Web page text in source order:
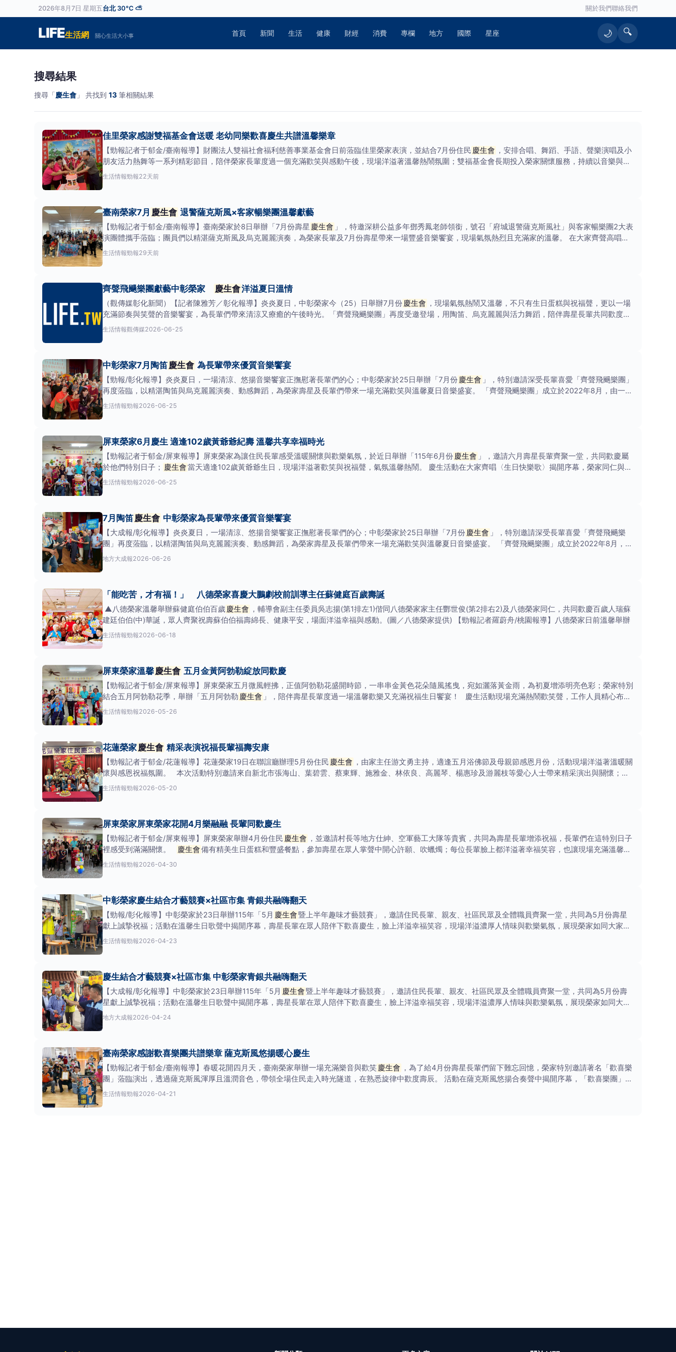
2026年8月7日 星期五台北 30°C ⛅ 關於我們聯絡我們
LIFE生活網 關心生活大小事 首頁 新聞 生活 健康 財經 消費 專欄 地方 國際 星座 🌙 🔍
搜尋結果
搜尋「慶生會 」 共找到 13 筆相關結果
佳里榮家感謝雙福基金會送暖 老幼同樂歡喜慶生共譜溫馨樂章
【勁報記者于郁金/臺南報導】財團法人雙福社會福利慈善事業基金會日前蒞臨佳里榮家表演，並結合7月份住民 慶生會 ，安排合唱、舞蹈、手語、聲樂演唱及小
朋友活力熱舞等一系列精彩節目，陪伴榮家長輩度過一個充滿歡笑與感動午後，現場洋溢著溫馨熱鬧氛圍；雙福基金會長期投入榮家關懷服務，持續以音樂與陪
伴傳遞溫暖，深受住
生活情報勁報22天前
臺南榮家7月 慶生會 退警薩克斯風×客家暢樂團溫馨獻藝
【勁報記者于郁金/臺南報導】臺南榮家於8日舉辦「7月份壽星 慶生會 」，特邀深耕公益多年鄧秀鳳老師領銜，號召「府城退警薩克斯風社」與客家暢樂團2大表
演團體攜手蒞臨；團員們以精湛薩克斯風及烏克麗麗演奏，為榮家長輩及7月份壽星帶來一場豐盛音樂饗宴，現場氣氛熱烈且充滿家的溫馨。 在大家齊聲高唱
《生日快樂歌》嘹
生活情報勁報29天前
齊聲飛颺樂團獻藝中彰榮家 慶生會洋溢夏日溫情
（觀傳媒彰化新聞）【記者陳雅芳／彰化報導】炎炎夏日，中彰榮家今（25）日舉辦7月份慶生會 ，現場氣氛熱鬧又溫馨，不只有生日蛋糕與祝福聲，更以一場
充滿節奏與笑聲的音樂饗宴，為長輩們帶來清涼又療癒的午後時光。「齊聲飛颺樂團」再度受邀登場，用陶笛、烏克麗麗與活力舞蹈，陪伴壽星長輩共同歡度生
日。
生活情報觀傳媒2026-06-25
中彰榮家7月陶笛慶生會 為長輩帶來優質音樂饗宴
【勁報/彰化報導】炎炎夏日，一場清涼、悠揚音樂饗宴正撫慰著長輩們的心；中彰榮家於25日舉辦「7月份慶生會 」，特別邀請深受長輩喜愛「齊聲飛颺樂團」
再度蒞臨，以精湛陶笛與烏克麗麗演奏、動感舞蹈，為榮家壽星及長輩們帶來一場充滿歡笑與溫馨夏日音樂盛宴。 「齊聲飛颺樂團」成立於2022年8月，由一群
熱愛音樂退
生活情報勁報2026-06-25
屏東榮家6月慶生 適逢102歲黃爺爺紀壽 溫馨共享幸福時光
【勁報記者于郁金/屏東報導】屏東榮家為讓住民長輩感受溫暖關懷與歡樂氣氛，於近日舉辦「115年6月份慶生會 」，邀請六月壽星長輩齊聚一堂，共同歡慶屬
於他們特別日子； 慶生會當天適逢102歲黃爺爺生日，現場洋溢著歡笑與祝福聲，氣氛溫馨熱鬧。 慶生活動在大家齊唱〈生日快樂歌〉揭開序幕，榮家同仁與住
民長輩們一同
生活情報勁報2026-06-25
7月陶笛慶生會 中彰榮家為長輩帶來優質音樂饗宴
【大成報/彰化報導】炎炎夏日，一場清涼、悠揚音樂饗宴正撫慰著長輩們的心；中彰榮家於25日舉辦「7月份慶生會 」，特別邀請深受長輩喜愛「齊聲飛颺樂
團」再度蒞臨，以精湛陶笛與烏克麗麗演奏、動感舞蹈，為榮家壽星及長輩們帶來一場充滿歡笑與溫馨夏日音樂盛宴。 「齊聲飛颺樂團」成立於2022年8月，由
一群熱愛音樂
地方大成報2026-06-26
「能吃苦，才有福！」 八德榮家喜慶大鵬劇校前訓導主任蘇健庭百歲壽誕
▲八德榮家溫馨舉辦蘇健庭伯伯百歲慶生會 ，輔導會副主任委員吳志揚(第1排左1)偕同八德榮家家主任酆世俊(第2排右2)及八德榮家同仁，共同歡慶百歲人瑞蘇
建廷伯伯(中)華誕，眾人齊聚祝壽蘇伯伯福壽綿長、健康平安，場面洋溢幸福與感動。(圖／八德榮家提供) 【勁報記者羅蔚舟/桃園報導】八德榮家日前溫馨舉辦
生活情報勁報2026-06-18
屏東榮家溫馨慶生會 五月金黃阿勃勒綻放同歡慶
【勁報記者于郁金/屏東報導】屏東榮家五月微風輕拂，正值阿勃勒花盛開時節，一串串金黃色花朵隨風搖曳，宛如灑落黃金雨，為初夏增添明亮色彩；榮家特別
結合五月阿勃勒花季，舉辦「五月阿勃勒 慶生會 」，陪伴壽星長輩度過一場溫馨歡樂又充滿祝福生日饗宴！ 慶生活動現場充滿熱鬧歡笑聲，工作人員精心布置
充滿初夏氛圍
生活情報勁報2026-05-26
花蓮榮家慶生會 精采表演祝福長輩福壽安康
【勁報記者于郁金/花蓮報導】花蓮榮家19日在聯誼廳辦理5月份住民 慶生會 ，由家主任游文勇主持，適逢五月浴佛節及母親節感恩月份，活動現場洋溢著溫暖關
懷與感恩祝福氛圍。 本次活動特別邀請來自新北市張海山、葉碧雲、蔡東輝、施雅金、林依良、高麗琴、楊惠珍及游麗枝等愛心人士帶來精采演出與關懷；而
前榮家主任戴
生活情報勁報2026-05-20
屏東榮家屏東榮家花開4月樂融融 長輩同歡慶生
【勁報記者于郁金/屏東報導】屏東榮家舉辦4月份住民 慶生會 ，並邀請村長等地方仕紳、空軍藝工大隊等貴賓，共同為壽星長輩增添祝福，長輩們在這特別日子
裡感受到滿滿關懷。
慶生會備有精美生日蛋糕和豐盛餐點，參加壽星在眾人掌聲中開心許願、吹蠟燭；每位長輩臉上都洋溢著幸福笑容，也讓現場充滿溫馨與
感動；透過簡
生活情報勁報2026-04-30
中彰榮家慶生結合才藝競賽×社區市集 青銀共融嗨翻天
【勁報/彰化報導】中彰榮家於23日舉辦115年「5月 慶生會暨上半年趣味才藝競賽」，邀請住民長輩、親友、社區民眾及全體職員齊聚一堂，共同為5月份壽星
獻上誠摯祝福；活動在溫馨生日歌聲中揭開序幕，壽星長輩在眾人陪伴下歡喜慶生，臉上洋溢幸福笑容，現場洋溢濃厚人情味與歡樂氣氛，展現榮家如同大家庭
般溫暖關懷。
生活情報勁報2026-04-23
慶生結合才藝競賽×社區市集 中彰榮家青銀共融嗨翻天
【大成報/彰化報導】中彰榮家於23日舉辦115年「5月 慶生會暨上半年趣味才藝競賽」，邀請住民長輩、親友、社區民眾及全體職員齊聚一堂，共同為5月份壽
星獻上誠摯祝福；活動在溫馨生日歌聲中揭開序幕，壽星長輩在眾人陪伴下歡喜慶生，臉上洋溢幸福笑容，現場洋溢濃厚人情味與歡樂氣氛，展現榮家如同大家
庭般溫暖關懷。
地方大成報2026-04-24
臺南榮家感謝歡喜樂團共譜樂章 薩克斯風悠揚暖心慶生
【勁報記者于郁金/臺南報導】春暖花開四月天，臺南榮家舉辦一場充滿樂音與歡笑 慶生會 ，為了給4月份壽星長輩們留下難忘回憶，榮家特別邀請著名「歡喜樂
團」蒞臨演出，透過薩克斯風渾厚且溫潤音色，帶領全場住民走入時光隧道，在熟悉旋律中歡度壽辰。 活動在薩克斯風悠揚合奏聲中揭開序幕，「歡喜樂團」團
員們憑藉精湛吹奏
生活情報勁報2026-04-21